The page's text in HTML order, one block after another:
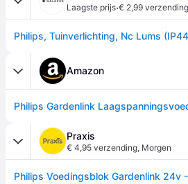
Laagste prijs·€ 2,99 verzending
Philips, Tuinverlichting, Nc Lums
Amazon
Praxis
€ 4,95 verzending, Morgen
Philips Voedingsblok Gardenlink 24v